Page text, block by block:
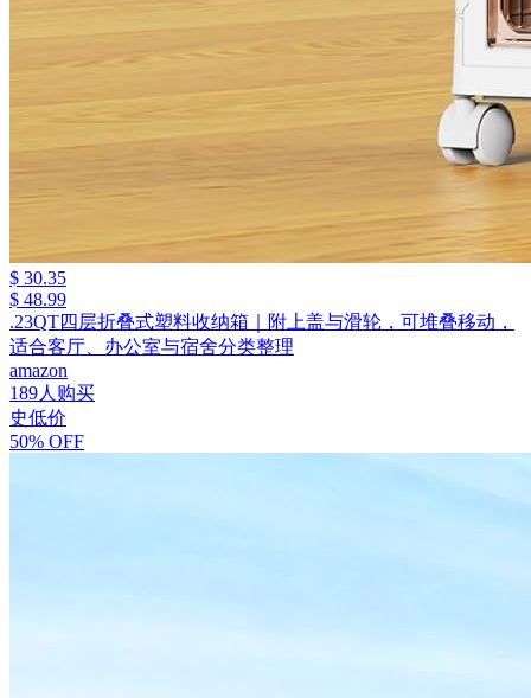
$ 30.35
$ 48.99
.23QT四层折叠式塑料收纳箱｜附上盖与滑轮，可堆叠移动，
适合客厅、办公室与宿舍分类整理
amazon
189人购买
史低价
50% OFF